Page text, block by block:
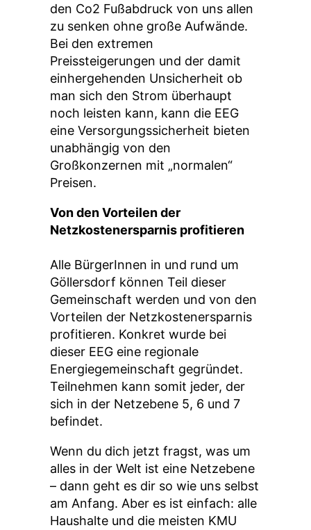
den Co2 Fußabdruck von uns allen
zu senken ohne große Aufwände.
Bei den extremen
Preissteigerungen und der damit
einhergehenden Unsicherheit ob
man sich den Strom überhaupt
noch leisten kann, kann die EEG
eine Versorgungssicherheit bieten
unabhängig von den
Großkonzernen mit „normalen“
Preisen.
Von den Vorteilen der
Netzkostenersparnis profitieren
Alle BürgerInnen in und rund um
Göllersdorf können Teil dieser
Gemeinschaft werden und von den
Vorteilen der Netzkostenersparnis
profitieren. Konkret wurde bei
dieser EEG eine regionale
Energiegemeinschaft gegründet.
Teilnehmen kann somit jeder, der
sich in der Netzebene 5, 6 und 7
befindet.
Wenn du dich jetzt fragst, was um
alles in der Welt ist eine Netzebene
– dann geht es dir so wie uns selbst
am Anfang. Aber es ist einfach: alle
Haushalte und die meisten KMU